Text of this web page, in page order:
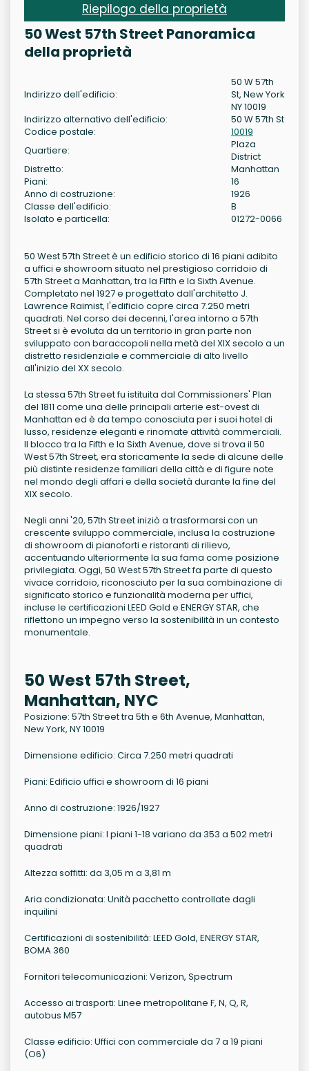
Riepilogo della proprietà
50 West 57th Street Panoramica
della proprietà
Indirizzo dell'edificio:
50 W 57th
St, New York
NY 10019
Indirizzo alternativo dell'edificio:
50 W 57th St
Codice postale:
10019
Quartiere:
Plaza
District
Distretto:
Manhattan
Piani:
16
Anno di costruzione:
1926
Classe dell'edificio:
B
Isolato e particella:
01272-0066
50 West 57th Street è un edificio storico di 16 piani adibito
a uffici e showroom situato nel prestigioso corridoio di
57th Street a Manhattan, tra la Fifth e la Sixth Avenue.
Completato nel 1927 e progettato dall'architetto J.
Lawrence Raimist, l'edificio copre circa 7.250 metri
quadrati. Nel corso dei decenni, l'area intorno a 57th
Street si è evoluta da un territorio in gran parte non
sviluppato con baraccopoli nella metà del XIX secolo a un
distretto residenziale e commerciale di alto livello
all'inizio del XX secolo.
La stessa 57th Street fu istituita dal Commissioners' Plan
del 1811 come una delle principali arterie est-ovest di
Manhattan ed è da tempo conosciuta per i suoi hotel di
lusso, residenze eleganti e rinomate attività commerciali.
Il blocco tra la Fifth e la Sixth Avenue, dove si trova il 50
West 57th Street, era storicamente la sede di alcune delle
più distinte residenze familiari della città e di figure note
nel mondo degli affari e della società durante la fine del
XIX secolo.
Negli anni '20, 57th Street iniziò a trasformarsi con un
crescente sviluppo commerciale, inclusa la costruzione
di showroom di pianoforti e ristoranti di rilievo,
accentuando ulteriormente la sua fama come posizione
privilegiata. Oggi, 50 West 57th Street fa parte di questo
vivace corridoio, riconosciuto per la sua combinazione di
significato storico e funzionalità moderna per uffici,
incluse le certificazioni LEED Gold e ENERGY STAR, che
riflettono un impegno verso la sostenibilità in un contesto
monumentale.
50 West 57th Street,
Manhattan, NYC
Posizione: 57th Street tra 5th e 6th Avenue, Manhattan,
New York, NY 10019
Dimensione edificio: Circa 7.250 metri quadrati
Piani: Edificio uffici e showroom di 16 piani
Anno di costruzione: 1926/1927
Dimensione piani: I piani 1-18 variano da 353 a 502 metri
quadrati
Altezza soffitti: da 3,05 m a 3,81 m
Aria condizionata: Unità pacchetto controllate dagli
inquilini
Certificazioni di sostenibilità: LEED Gold, ENERGY STAR,
BOMA 360
Fornitori telecomunicazioni: Verizon, Spectrum
Accesso ai trasporti: Linee metropolitane F, N, Q, R,
autobus M57
Classe edificio: Uffici con commerciale da 7 a 19 piani
(O6)